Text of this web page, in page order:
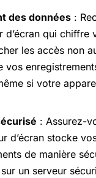
des données :
d’écran qui chiffre
les accès non
vos
si votre
: Assurez-
d’écran stocke
de manière
un serveur